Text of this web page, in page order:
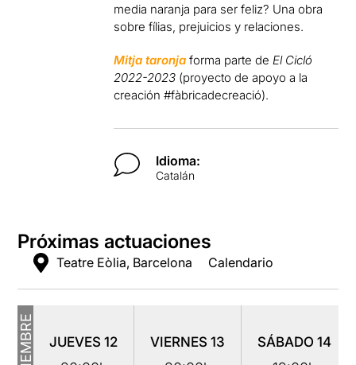
media naranja para ser feliz? Una obra
sobre fílias, prejuicios y relaciones.
Mitja taronja forma parte de El Cicló
2022-2023 (proyecto de apoyo a la
creación #fàbricadecreació).
Idioma:
Catalán
Próximas actuaciones
Teatre Eòlia, Barcelona Calendario
JUEVES12 VIERNES13 SÁBADO14